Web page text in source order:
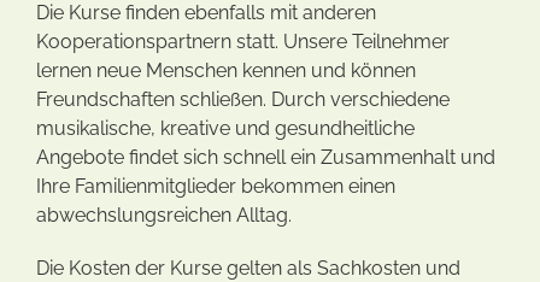
Die Kurse finden ebenfalls mit anderen
Kooperationspartnern statt. Unsere Teilnehmer
lernen neue Menschen kennen und können
Freundschaften schließen. Durch verschiedene
musikalische, kreative und gesundheitliche
Angebote findet sich schnell ein Zusammenhalt und
Ihre Familienmitglieder bekommen einen
abwechslungsreichen Alltag.
Die Kosten der Kurse gelten als Sachkosten und